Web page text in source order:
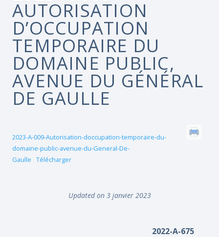
AUTORISATION
D’OCCUPATION
TEMPORAIRE DU
DOMAINE PUBLIC,
AVENUE DU GÉNÉRAL
DE GAULLE
2023-A-009-Autorisation-doccupation-temporaire-du-
domaine-public-avenue-du-General-De-
Gaulle
Télécharger
Updated on 3 janvier 2023
2022-A-675